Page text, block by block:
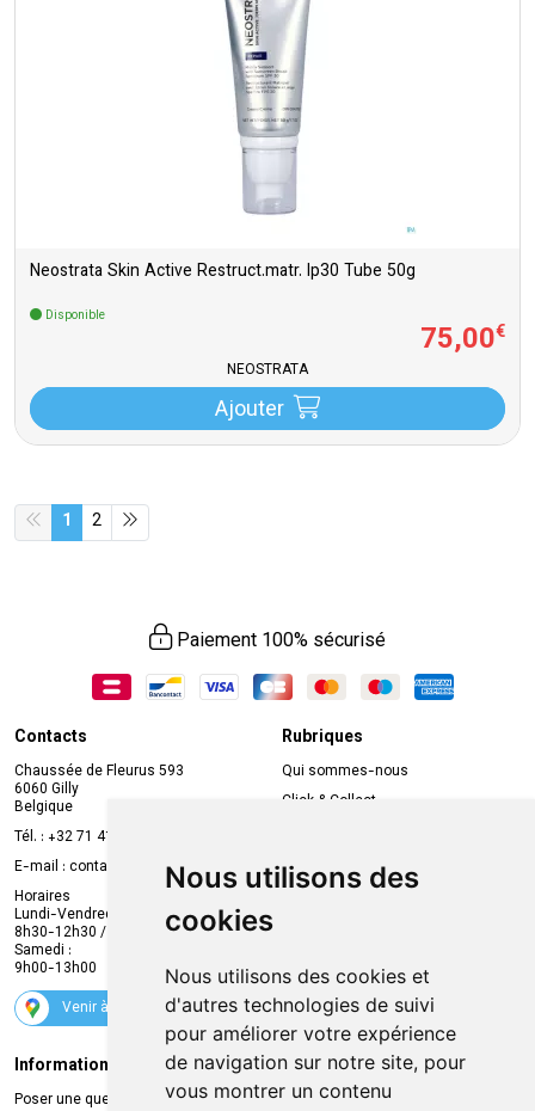
Nous utilisons des
cookies
Nous utilisons des cookies et
d'autres technologies de suivi
pour améliorer votre expérience
de navigation sur notre site, pour
vous montrer un contenu
Neostrata Skin Active Restruct.matr. Ip30 Tube 50g
Disponible
75,00€
NEOSTRATA
Ajouter
1 2
Paiement 100% sécurisé
Contacts
Chaussée de Fleurus 593
6060 Gilly
Belgique
Tél. : +32 71 41 32 10
E-mail : contact
mvapharma.be
Horaires
Lundi-Vendredi :
8h30-12h30 / 13h30-18h30
Samedi :
9h00-13h00
Venir à la pharmacie
Rubriques
Qui sommes-nous
Click & Collect
Compte professionnel
Envoi d’ordonnance
Suivez-nous
Informations légales
Poser une question
Livraison
Retrait à la pharmacie